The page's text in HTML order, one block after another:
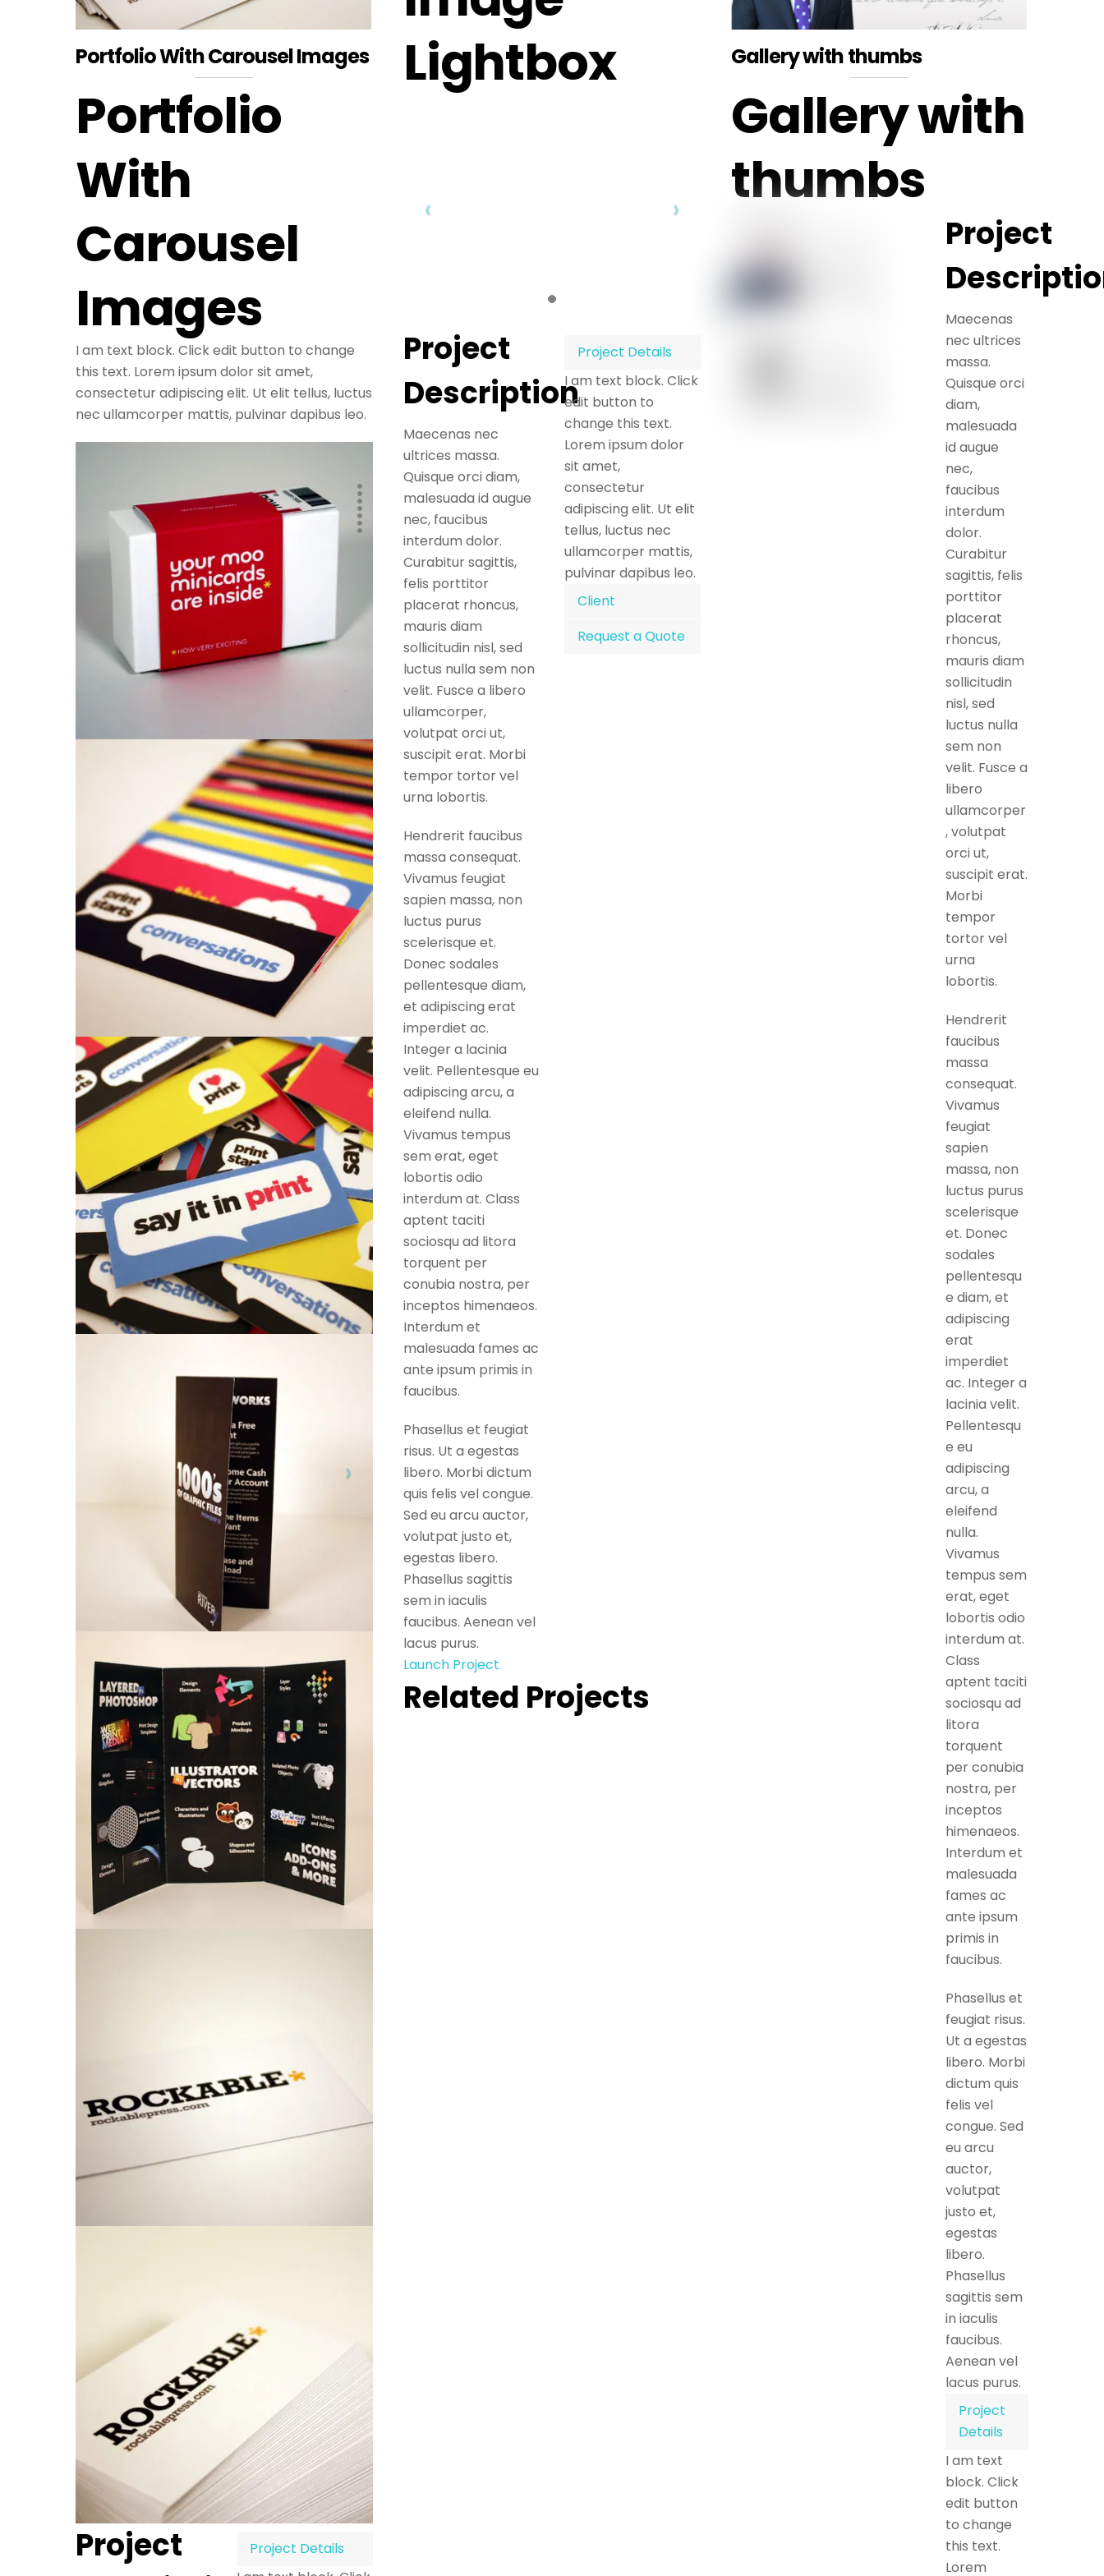
Portfolio With Carousel Images
Portfolio
With
Carousel
Images
I am text block. Click edit button to change
this text. Lorem ipsum dolor sit amet,
consectetur adipiscing elit. Ut elit tellus, luctus
nec ullamcorper mattis, pulvinar dapibus leo.
Project
Project Details
Lightbox
Project
Description
Maecenas nec
ultrices massa.
Quisque orci diam,
malesuada id augue
nec, faucibus
interdum dolor.
Curabitur sagittis,
felis porttitor
placerat rhoncus,
mauris diam
sollicitudin nisl, sed
luctus nulla sem non
velit. Fusce a libero
ullamcorper,
volutpat orci ut,
suscipit erat. Morbi
tempor tortor vel
urna lobortis.
Hendrerit faucibus
massa consequat.
Vivamus feugiat
sapien massa, non
luctus purus
scelerisque et.
Donec sodales
pellentesque diam,
et adipiscing erat
imperdiet ac.
Integer a lacinia
velit. Pellentesque eu
adipiscing arcu, a
eleifend nulla.
Vivamus tempus
sem erat, eget
lobortis odio
interdum at. Class
aptent taciti
sociosqu ad litora
torquent per
conubia nostra, per
inceptos himenaeos.
Interdum et
malesuada fames ac
ante ipsum primis in
faucibus.
Phasellus et feugiat
risus. Ut a egestas
libero. Morbi dictum
quis felis vel congue.
Sed eu arcu auctor,
volutpat justo et,
egestas libero.
Phasellus sagittis
sem in iaculis
faucibus. Aenean vel
lacus purus.
Project Details
I am text block. Click
edit button to
change this text.
Lorem ipsum dolor
sit amet,
consectetur
adipiscing elit. Ut elit
tellus, luctus nec
ullamcorper mattis,
pulvinar dapibus leo.
Client
Request a Quote
Launch Project
Related Projects
Gallery with thumbs
Gallery with
thumbs
Project
Maecenas
nec ultrices
massa.
Quisque orci
diam,
malesuada
id augue
nec,
faucibus
interdum
dolor.
Curabitur
sagittis, felis
porttitor
placerat
rhoncus,
mauris diam
sollicitudin
nisl, sed
luctus nulla
sem non
velit. Fusce a
libero
ullamcorper
, volutpat
orci ut,
suscipit erat.
Morbi
tempor
tortor vel
urna
lobortis.
Hendrerit
faucibus
massa
consequat.
Vivamus
feugiat
sapien
massa, non
luctus purus
scelerisque
et. Donec
sodales
pellentesqu
e diam, et
adipiscing
erat
imperdiet
ac. Integer a
lacinia velit.
Pellentesqu
e eu
adipiscing
arcu, a
eleifend
nulla.
Vivamus
tempus sem
erat, eget
lobortis odio
interdum at.
Class
aptent taciti
sociosqu ad
litora
torquent
per conubia
nostra, per
inceptos
himenaeos.
Interdum et
malesuada
fames ac
ante ipsum
primis in
faucibus.
Phasellus et
feugiat risus.
Ut a egestas
libero. Morbi
dictum quis
felis vel
congue. Sed
eu arcu
auctor,
volutpat
justo et,
egestas
libero.
Phasellus
sagittis sem
in iaculis
faucibus.
Aenean vel
lacus purus.
Project
Details
I am text
block. Click
edit button
to change
this text.
Lorem